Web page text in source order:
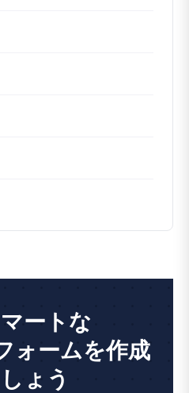
ートな
ォームを作成
ょう